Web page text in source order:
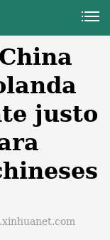
justo